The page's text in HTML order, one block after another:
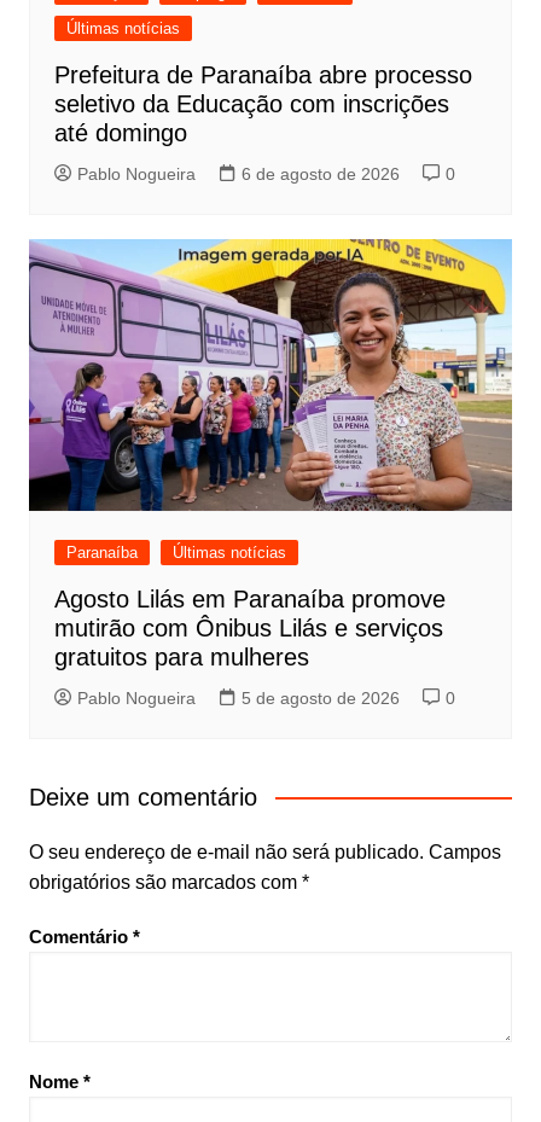
Últimas notícias
Prefeitura de Paranaíba abre processo
seletivo da Educação com inscrições
até domingo
Pablo Nogueira 6 de agosto de 2026 0
Paranaíba Últimas notícias
Agosto Lilás em Paranaíba promove
mutirão com Ônibus Lilás e serviços
gratuitos para mulheres
Pablo Nogueira 5 de agosto de 2026 0
Deixe um comentário
O seu endereço de e-mail não será publicado. Campos
obrigatórios são marcados com *
Comentário *
Nome *